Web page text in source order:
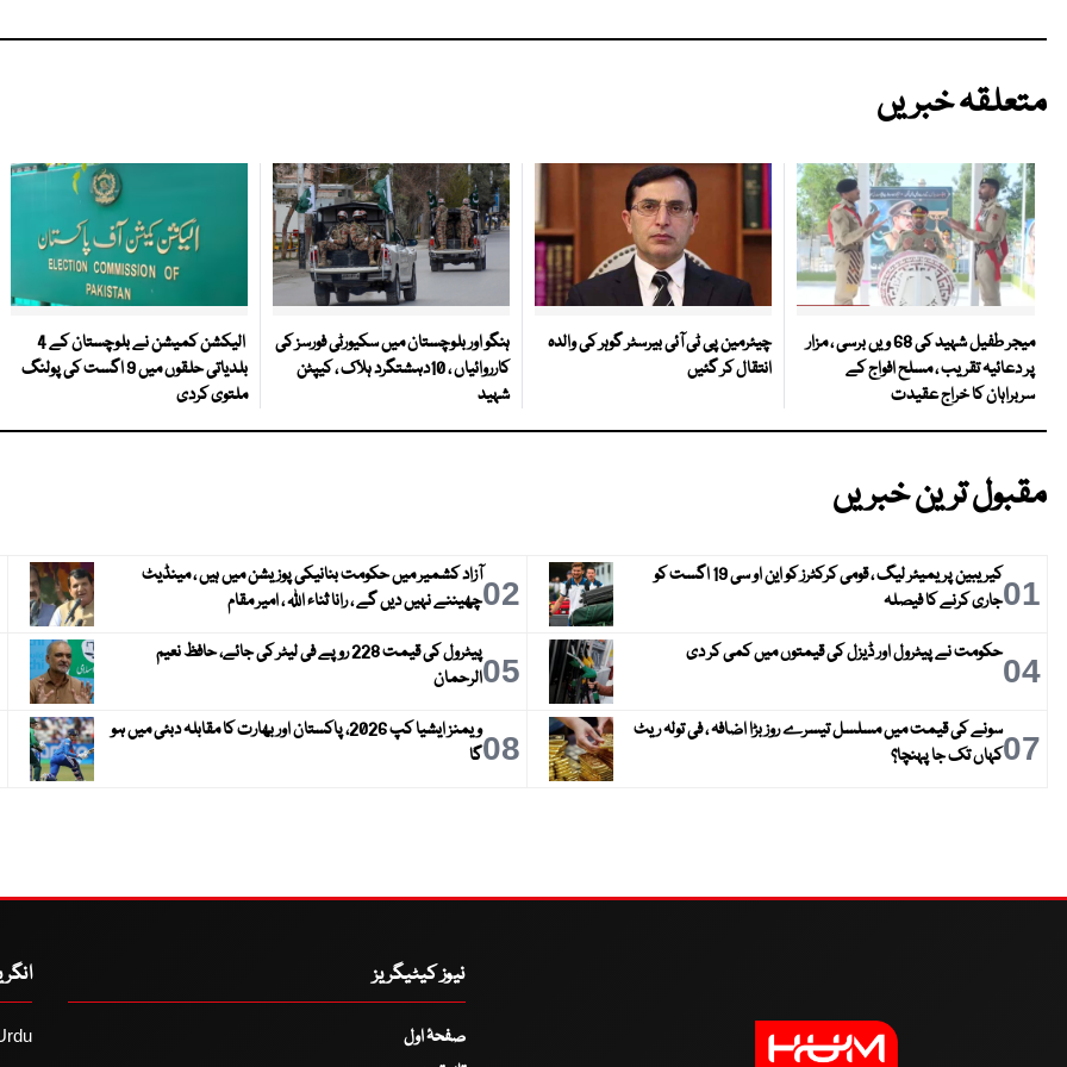
متعلقہ خبریں
میجر طفیل شہید کی 68 ویں برسی ، مزار
پر دعائیہ تقریب ، مسلح افواج کے
سربراہان کا خراج عقیدت
چیئرمین پی ٹی آئی بیرسٹر گوہر کی والدہ
انتقال کر گئیں
ہنگو اور بلوچستان میں سکیورٹی فورسز کی
کارروائیاں ، 10دہشتگرد ہلاک ، کیپٹن
شہید
الیکشن کمیشن نے بلوچستان کے 4
بلدیاتی حلقوں میں 9 اگست کی پولنگ
ملتوی کردی
مقبول ترین خبریں
01
کیریبین پریمیئر لیگ ، قومی کرکٹرز کو این او سی 19 اگست کو
جاری کرنے کا فیصلہ
02آزاد کشمیر میں حکومت بنانیکی پوزیشن میں ہیں ، مینڈیٹ
چھیننے نہیں دیں گے ، رانا ثناء اللہ ، امیر مقام
04حکومت نے پیٹرول اور ڈیزل کی قیمتوں میں کمی کر دی 05
پیٹرول کی قیمت 228 روپے فی لیٹر کی جائے، حافظ نعیم
الرحمان
07سونے کی قیمت میں مسلسل تیسرے روز بڑا اضافہ ، فی تولہ ریٹ
کہاں تک جا پہنچا؟
08
ویمنز ایشیا کپ 2026، پاکستان اور بھارت کا مقابلہ دبئی میں ہو
گا
نیوز کیٹیگریز
صفحۂ اول